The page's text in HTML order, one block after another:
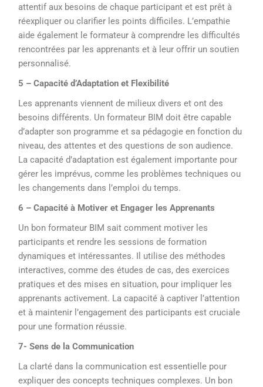
attentif aux besoins de chaque participant et est prêt à
réexpliquer ou clarifier les points difficiles. L’empathie
aide également le formateur à comprendre les difficultés
rencontrées par les apprenants et à leur offrir un soutien
personnalisé.
5 – Capacité d’Adaptation et Flexibilité
Les apprenants viennent de milieux divers et ont des
besoins différents. Un formateur BIM doit être capable
d’adapter son programme et sa pédagogie en fonction du
niveau, des attentes et des questions de son audience.
La capacité d’adaptation est également importante pour
gérer les imprévus, comme les problèmes techniques ou
les changements dans l’emploi du temps.
6 – Capacité à Motiver et Engager les Apprenants
Un bon formateur BIM sait comment motiver les
participants et rendre les sessions de formation
dynamiques et intéressantes. Il utilise des méthodes
interactives, comme des études de cas, des exercices
pratiques et des mises en situation, pour impliquer les
apprenants activement. La capacité à captiver l’attention
et à maintenir l’engagement des participants est cruciale
pour une formation réussie.
7- Sens de la Communication
La clarté dans la communication est essentielle pour
expliquer des concepts techniques complexes. Un bon